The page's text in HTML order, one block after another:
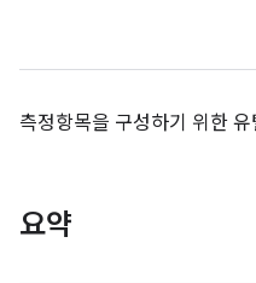
측정항목을 구성하기 위한
요약